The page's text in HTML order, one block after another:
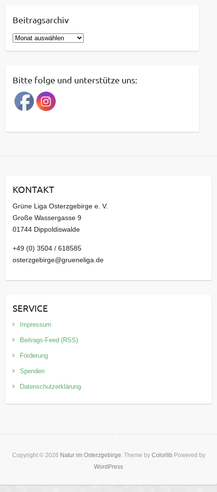
Beitragsarchiv
B
e
r
a
g
a
v
Bitte folge und unterstütze uns:
KONTAKT
Grüne Liga Osterzgebirge e. V.
Große Wassergasse 9
01744 Dippoldiswalde
+49 (0) 3504 / 618585
osterzgebirge@grueneliga.de
SERVICE
Impressum
Beitrags-Feed (RSS)
Förderung
Spenden
Datenschutzerklärung
Copyright © 2026 Natur im Osterzgebirge. Theme by Colorlib Powered by
WordPress